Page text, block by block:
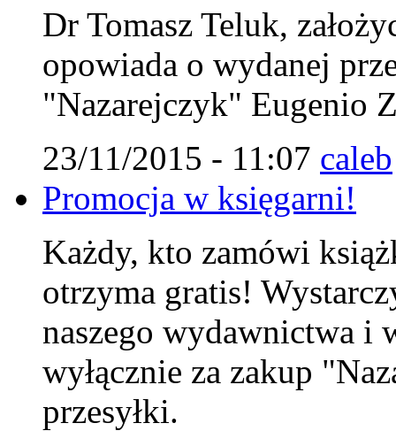
Dr Tomasz Teluk,
opowiada o wydanej
"Nazarejczyk" Eugenio
23/11/2015 - 11:07 caleb
Promocja w księgarni!
Każdy, kto zamówi
otrzyma gratis!
naszego wydawnictwa i
wyłącznie za zakup
przesyłki.